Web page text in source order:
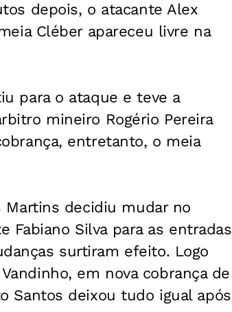
depois, o atacante Alex
Cléber apareceu livre na
para o ataque e teve a
mineiro Rogério Pereira
entretanto, o meia
decidiu mudar no
Fabiano Silva para as entradas
surtiram efeito. Logo
em nova cobrança de
Santos deixou tudo igual após